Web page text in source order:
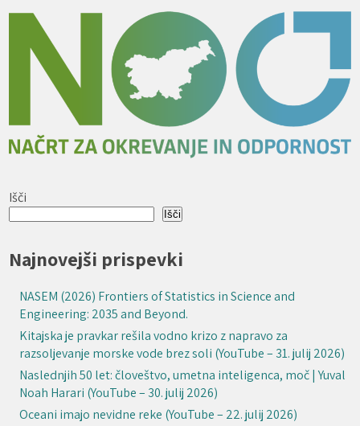
Išči
Išči
Najnovejši prispevki
NASEM (2026) Frontiers of Statistics in Science and
Engineering: 2035 and Beyond.
Kitajska je pravkar rešila vodno krizo z napravo za
razsoljevanje morske vode brez soli (YouTube – 31. julij 2026)
Naslednjih 50 let: človeštvo, umetna inteligenca, moč | Yuval
Noah Harari (YouTube – 30. julij 2026)
Oceani imajo nevidne reke (YouTube – 22. julij 2026)